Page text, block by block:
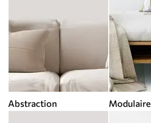
Abstraction Modulaire